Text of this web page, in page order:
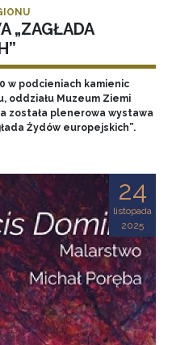
„ZAGŁADA
w podcieniach kamienic
oddziału Muzeum Ziemi
została plenerowa wystawa
Żydów europejskich”.
24
listopada
2025